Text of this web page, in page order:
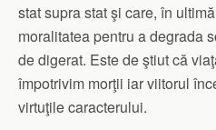
stat supra stat şi care, în
moralitatea pentru a degrada
de digerat. Este de ştiut că
împotrivim morţii iar viitorul
virtuţile caracterului.